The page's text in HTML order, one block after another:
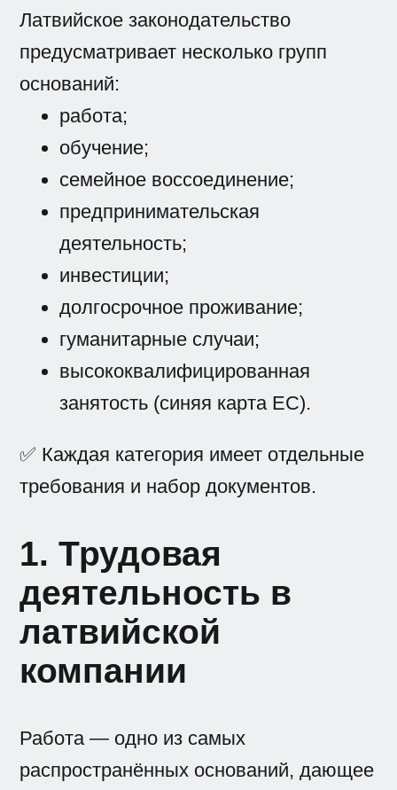
Латвийское законодательство
предусматривает несколько групп
оснований:
работа;
обучение;
семейное воссоединение;
предпринимательская
деятельность;
инвестиции;
долгосрочное проживание;
гуманитарные случаи;
высококвалифицированная
занятость (синяя карта ЕС).
✅ Каждая категория имеет отдельные
требования и набор документов.
1. Трудовая
деятельность в
латвийской
компании
Работа — одно из самых
распространённых оснований, дающее